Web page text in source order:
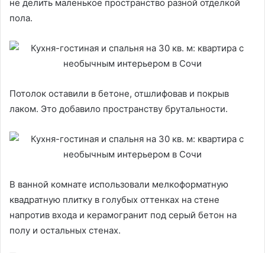
не делить маленькое пространство разной отделкой
пола.
Потолок оставили в бетоне, отшлифовав и покрыв
лаком. Это добавило пространству брутальности.
В ванной комнате использовали мелкоформатную
квадратную плитку в голубых оттенках на стене
напротив входа и керамогранит под серый бетон на
полу и остальных стенах.